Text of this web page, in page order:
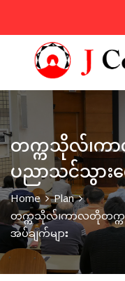
တက္ကသိုလ်၊က
ပညာသင်သွား
Home
Plan
တက္ကသိုလ်၊ကာလတိုတက္က
အပ်ချက်များ